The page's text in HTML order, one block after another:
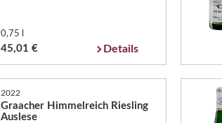
0,75 l
45,01 € Details
2022
Graacher Himmelreich Riesling
Auslese